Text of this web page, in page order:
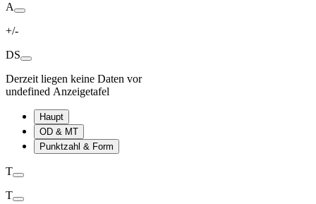
A
+/-
DS
Derzeit liegen keine Daten vor
undefined Anzeigetafel
Haupt
OD & MT
Punktzahl & Form
T
T